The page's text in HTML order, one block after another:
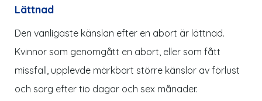
Lättnad
Den vanligaste känslan efter en abort är lättnad.
Kvinnor som genomgått en abort, eller som fått
missfall, upplevde märkbart större känslor av förlust
och sorg efter tio dagar och sex månader.